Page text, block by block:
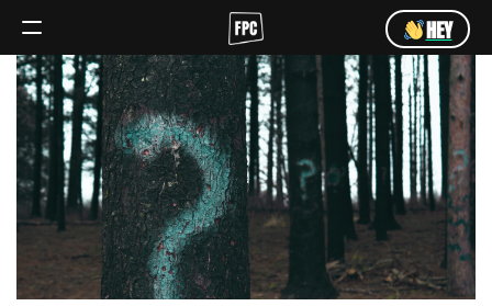
HEY
Angebot
Team
HEY